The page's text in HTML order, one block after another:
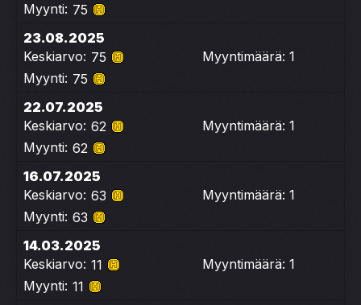
Myynti: 75
23.08.2025
Keskiarvo: 75
Myyntimäärä: 1
Myynti: 75
22.07.2025
Keskiarvo: 62
Myyntimäärä: 1
Myynti: 62
16.07.2025
Keskiarvo: 63
Myyntimäärä: 1
Myynti: 63
14.03.2025
Keskiarvo: 11
Myyntimäärä: 1
Myynti: 11